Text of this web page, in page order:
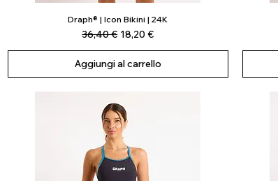
Vista rapida
Draph® | Icon Bikini | 24K
Prezzo regolare
36,40 € Prezzo scontato
18,20 €
Aggiungi al carrello